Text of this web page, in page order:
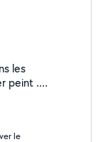
peint .
le